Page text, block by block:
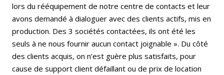
lors du rééquipement de notre centre de contacts et leur
avons demandé à dialoguer avec des clients actifs, mis en
production. Des 3 sociétés contactées, ils ont été les
seuls à ne nous fournir aucun contact joignable ». Du côté
des clients acquis, on n’est guère plus satisfaits, pour
cause de support client défaillant ou de prix de location